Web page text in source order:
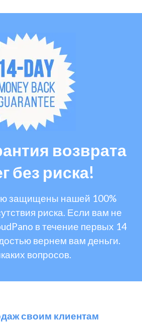
возврата
без риска!
защищены нашей 100%
риска. Если вам не
в течение первых 14
вернем вам деньги.
вопросов.
своим клиентам